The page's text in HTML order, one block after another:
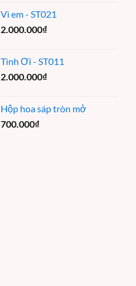
Vì em - ST021
2.000.000₫
Tình Ơi - ST011
2.000.000₫
Hộp hoa sáp tròn mở
700.000₫